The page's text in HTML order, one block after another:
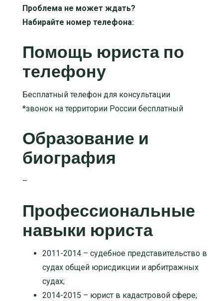
Проблема не может ждать?
Набирайте номер телефона:
Помощь юриста по
телефону
Бесплатный телефон для консультации
*звонок на территории России бесплатный
Образование и
биография
–
Профессиональные
навыки юриста
2011-2014 – судебное представительство в
судах общей юрисдикции и арбитражных
судах;
2014-2015 – юрист в кадастровой сфере;